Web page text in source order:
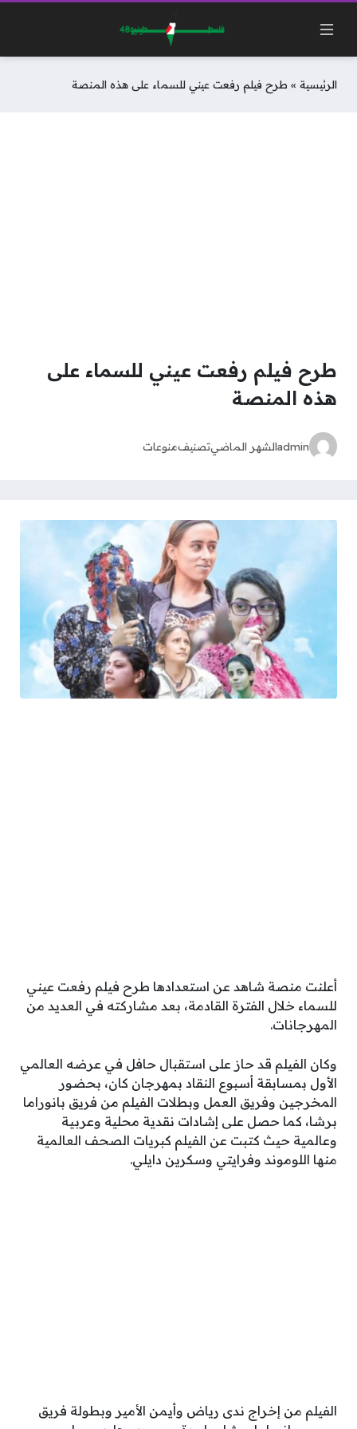
الرئيسية » طرح فيلم رفعت عيني للسماء على هذه المنصة
طرح فيلم رفعت عيني للسماء على
هذه المنصة
adminالشهر الماضيتصنيفمنوعات
أعلنت منصة شاهد عن استعدادها طرح فيلم رفعت عيني
للسماء خلال الفترة القادمة، بعد مشاركته في العديد من
المهرجانات.
وكان الفيلم قد حاز على استقبال حافل في عرضه العالمي
الأول بمسابقة أسبوع النقاد بمهرجان كان، بحضور
المخرجين وفريق العمل وبطلات الفيلم من فريق بانوراما
برشا، كما حصل على إشادات نقدية محلية وعربية
وعالمية حيث كتبت عن الفيلم كبريات الصحف العالمية
منها اللوموند وفرايتي وسكرين دايلي.
الفيلم من إخراج ندى رياض وأيمن الأمير وبطولة فريق